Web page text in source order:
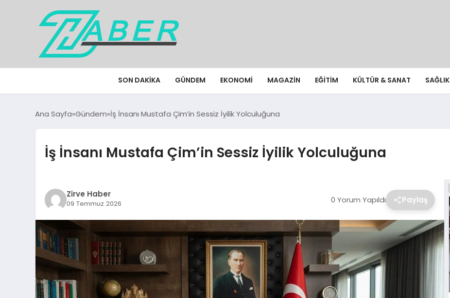
SON DAKIKA GÜNDEM EKONOMI MAGAZIN EĞITIM KÜLTÜR & SANAT SAĞLIK
Ana Sayfa Gündem İş İnsanı Mustafa Çim’in Sessiz İyilik Yolculuğuna
İş İnsanı Mustafa Çim’in Sessiz İyilik Yolculuğuna
Zirve Haber
09 Temmuz 2026 0 Yorum Yapıldı Paylaş